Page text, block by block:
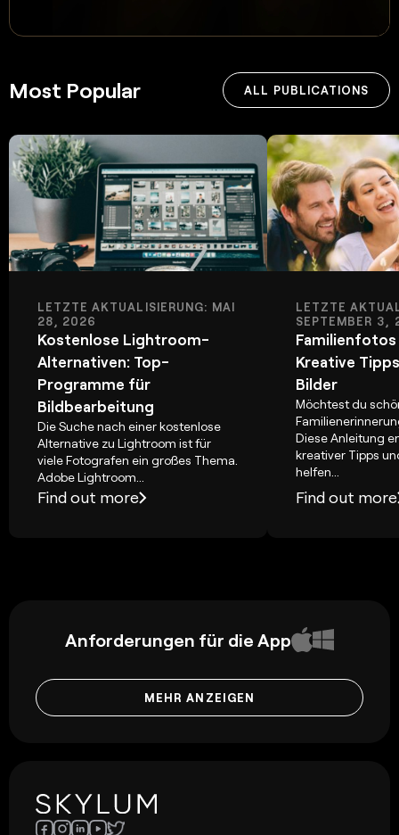
Most Popular ALL PUBLICATIONS
LETZTE AKTUALISIERUNG: MAI
28, 2026
Kostenlose Lightroom-
Alternativen: Top-
Programme für
Bildbearbeitung
Die Suche nach einer kostenlose
Alternative zu Lightroom ist für
viele Fotografen ein großes Thema.
Adobe Lightroom...
Find out more
LETZTE
SEPTEMBER 3,
Familienfotos
Kreative
Bilder
Möchtest du
Diese Anleitung
kreativer Tipps
helfen...
Find out more
Anforderungen für die App
MEHR ANZEIGEN